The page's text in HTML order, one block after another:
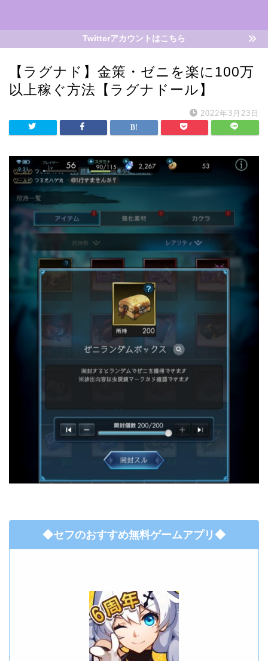
Twitterアカウントはこちら
【ラグナド】金策・ゼニを楽に100万
以上稼ぐ方法【ラグナドール】
2022年3月23日
◆セフのおすすめ無料ゲームアプリ◆